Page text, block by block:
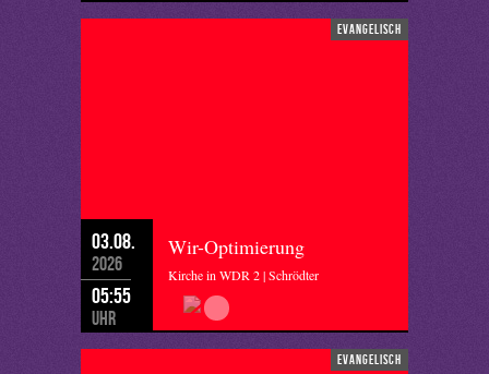
evangelisch
03.08.
2026
05:55
Uhr
Wir-Optimierung
Kirche in WDR 2 | Schrödter
evangelisch